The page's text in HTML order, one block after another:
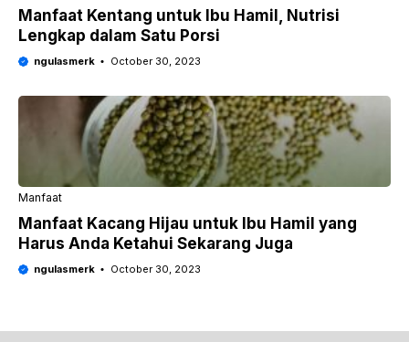
Manfaat Kentang untuk Ibu Hamil, Nutrisi
Lengkap dalam Satu Porsi
ngulasmerk October 30, 2023
Manfaat
Manfaat Kacang Hijau untuk Ibu Hamil yang
Harus Anda Ketahui Sekarang Juga
ngulasmerk October 30, 2023